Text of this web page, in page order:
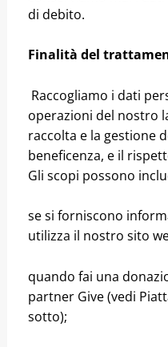
di debito.
Finalità del
Raccogliamo i dati
operazioni del nostro
raccolta e la gestione
beneficenza, e il
Gli scopi possono
se si forniscono
utilizza il nostro sito
quando fai una
partner Give (vedi
sotto);